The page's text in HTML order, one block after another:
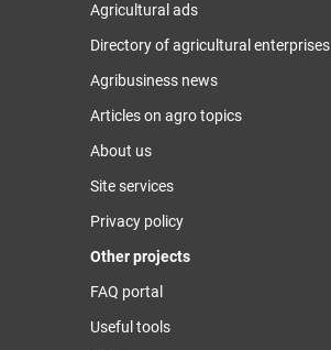
Agricultural ads
Directory of agricultural enterprises
Agribusiness news
Articles on agro topics
About us
Site services
Privacy policy
Other projects
FAQ portal
Useful tools